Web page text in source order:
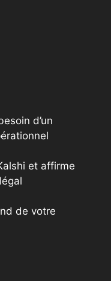
d’un
et affirme
de votre